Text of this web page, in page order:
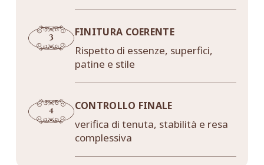
FINITURA COERENTE
Rispetto di essenze, superfici,
patine e stile
CONTROLLO FINALE
verifica di tenuta, stabilità e resa
complessiva